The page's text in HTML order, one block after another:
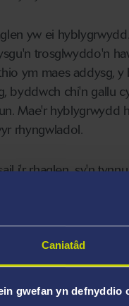
Caniatâd
gwefan yn defnyddio
yw ei
trosglwyddo'n
ym maes addysg,
byddwch chi'n gallu
Mae'r
rhyngwladol.
i'r rhaglen, sy'n
i chwarae,
chi'n ei astudio a'r
greu
chwarae